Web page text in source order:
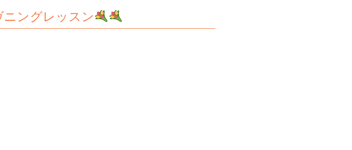
ングレッスン